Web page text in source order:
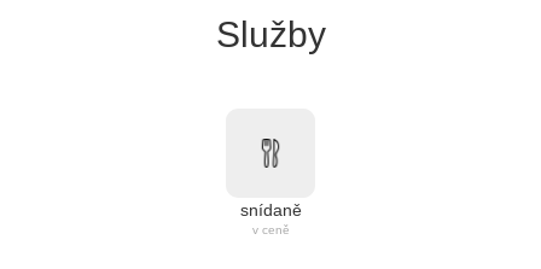
Služby
snídaně
v ceně